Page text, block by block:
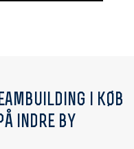
i køb
indre by